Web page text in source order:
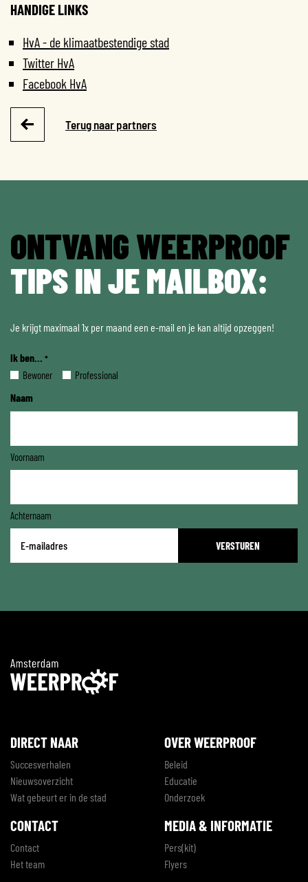
HANDIGE LINKS
HvA - de klimaatbestendige stad
Twitter HvA
Facebook HvA
Terug naar partners
ONTVANG WEERPROOF
TIPS IN JE MAILBOX:
Je krijgt maximaal 1x per maand een e-mail en je kan altijd opzeggen!
Ik ben... *
Bewoner Professional
Naam
Voornaam
Achternaam
mailadres
DIRECT NAAR
Succesverhalen
Nieuwsoverzicht
Wat gebeurt er in de stad
OVER WEERPROOF
Beleid
Educatie
Onderzoek
CONTACT
Contact
Het team
MEDIA & INFORMATIE
Pers(kit)
Flyers